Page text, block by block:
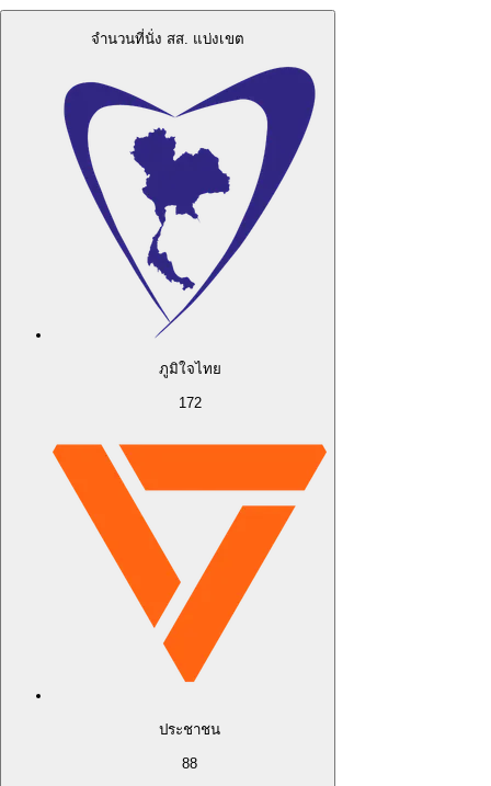
จำนวนที่นั่ง สส. แบ่งเขต
ภูมิใจไทย
172
ประชาชน
88